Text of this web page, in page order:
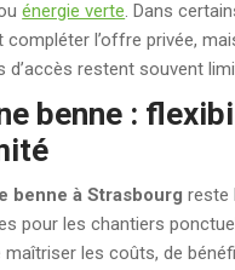
énergie verte. Dans
compléter l’offre privée,
d’accès restent souvent
benne :
benne à Strasbourg reste
pour les chantiers
maîtriser les coûts, de